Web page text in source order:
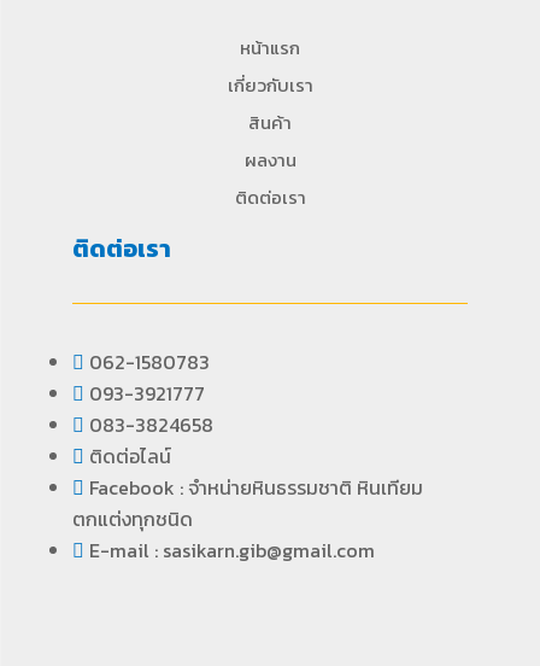
หน้าแรก
เกี่ยวกับเรา
สินค้า
ผลงาน
ติดต่อเรา
ติดต่อเรา
062-1580783
093-3921777
083-3824658
ติดต่อไลน์
Facebook : จำหน่ายหินธรรมชาติ หินเทียม
ตกแต่งทุกชนิด
E-mail : sasikarn.gib@gmail.com